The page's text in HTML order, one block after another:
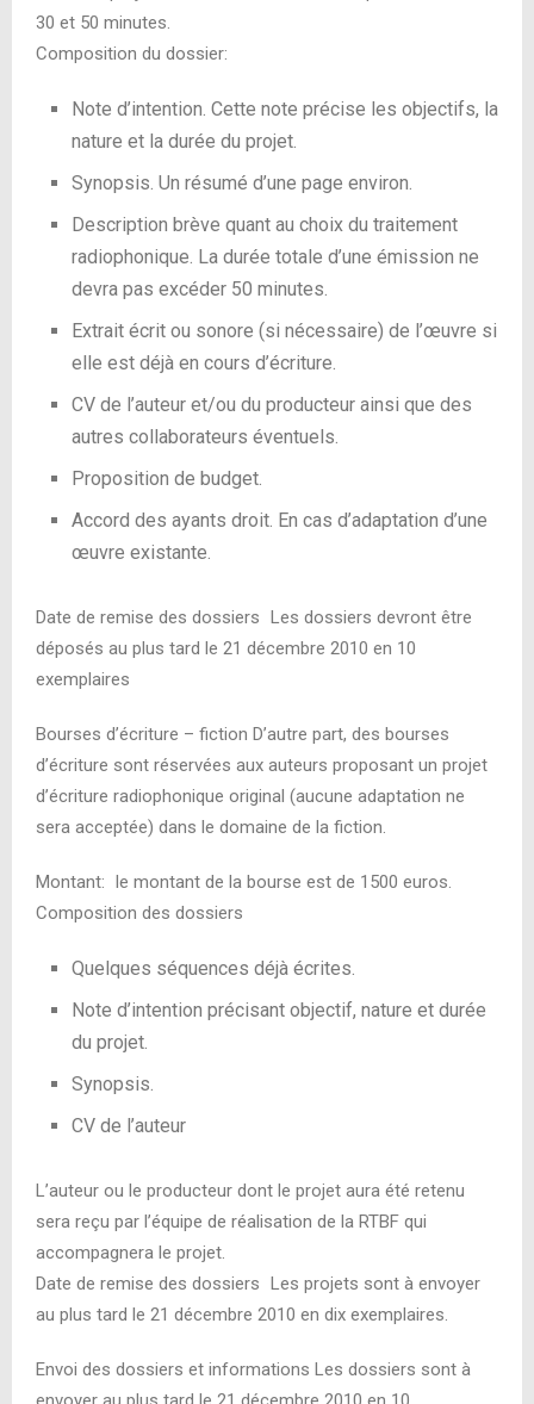
30 et 50 minutes.
Composition du dossier:
Note d’intention. Cette note précise les objectifs, la
nature et la durée du projet.
Synopsis. Un résumé d’une page environ.
Description brève quant au choix du traitement
radiophonique. La durée totale d’une émission ne
devra pas excéder 50 minutes.
Extrait écrit ou sonore (si nécessaire) de l’œuvre si
elle est déjà en cours d’écriture.
CV de l’auteur et/ou du producteur ainsi que des
autres collaborateurs éventuels.
Proposition de budget.
Accord des ayants droit. En cas d’adaptation d’une
œuvre existante.
Date de remise des dossiers Les dossiers devront être
déposés au plus tard le 21 décembre 2010 en 10
exemplaires
Bourses d’écriture – fiction D’autre part, des bourses
d’écriture sont réservées aux auteurs proposant un projet
d’écriture radiophonique original (aucune adaptation ne
sera acceptée) dans le domaine de la fiction.
Montant: le montant de la bourse est de 1500 euros.
Composition des dossiers
Quelques séquences déjà écrites.
Note d’intention précisant objectif, nature et durée
du projet.
Synopsis.
CV de l’auteur
L’auteur ou le producteur dont le projet aura été retenu
sera reçu par l’équipe de réalisation de la RTBF qui
accompagnera le projet.
Date de remise des dossiers Les projets sont à envoyer
au plus tard le 21 décembre 2010 en dix exemplaires.
Envoi des dossiers et informations Les dossiers sont à